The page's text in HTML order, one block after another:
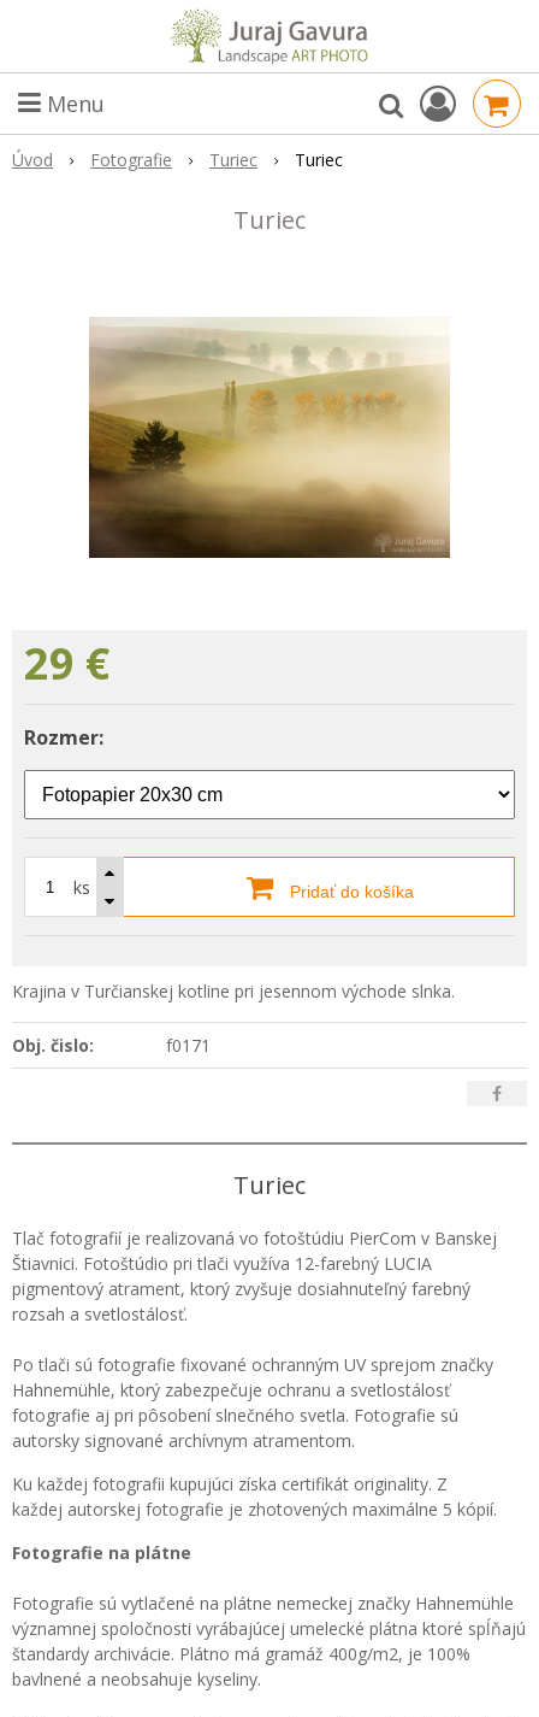
Menu
Úvod Fotografie Turiec Turiec
Turiec
29 €
Rozmer:
ks Pridať do košíka
Krajina v Turčianskej kotline pri jesennom východe slnka.
Obj. čislo: f0171
Turiec
Tlač fotografií je realizovaná vo fotoštúdiu PierCom v Banskej
Štiavnici. Fotoštúdio pri tlači využíva 12-farebný LUCIA
pigmentový atrament, ktorý zvyšuje dosiahnuteľný farebný
rozsah a svetlostálosť.
Po tlači sú fotografie fixované ochranným UV sprejom značky
Hahnemühle, ktorý zabezpečuje ochranu a svetlostálosť
fotografie aj pri pôsobení slnečného svetla. Fotografie sú
autorsky signované archívnym atramentom.
Ku každej fotografii kupujúci získa certifikát originality. Z
každej autorskej fotografie je zhotovených maximálne 5 kópií.
Fotografie na plátne
Fotografie sú vytlačené na plátne nemeckej značky Hahnemühle
významnej spoločnosti vyrábajúcej umelecké plátna ktoré spĺňajú
štandardy archivácie. Plátno má gramáž 400g/m2, je 100%
bavlnené a neobsahuje kyseliny.